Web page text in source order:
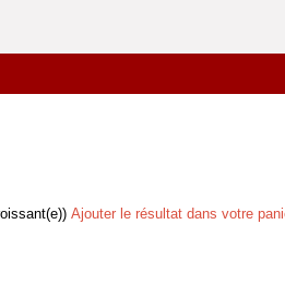
Ajouter le résultat dans votre